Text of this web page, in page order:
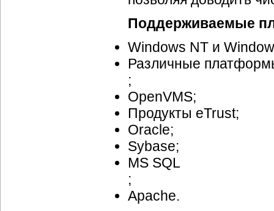
Поддерживаемые
Windows NT и
Различные
;
OpenVMS;
Продукты eTrust;
Oracle;
Sybase;
MS SQL
;
Apache.